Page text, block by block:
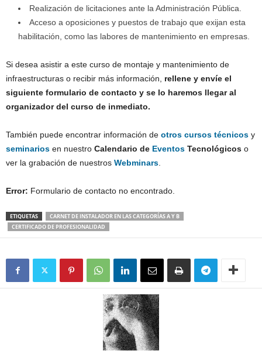
Realización de licitaciones ante la Administración Pública.
Acceso a oposiciones y puestos de trabajo que exijan esta
habilitación, como las labores de mantenimiento en empresas.
Si desea asistir a este curso de montaje y mantenimiento de
infraestructuras o recibir más información, rellene y envíe el
siguiente formulario de contacto y se lo haremos llegar al
organizador del curso de inmediato.
También puede encontrar información de otros cursos técnicos y
seminarios en nuestro Calendario de Eventos Tecnológicos o
ver la grabación de nuestros Webminars
Error: Formulario de contacto no encontrado.
ETIQUETAS
CARNET DE INSTALADOR EN LAS CATEGORÍAS A Y B
CERTIFICADO DE PROFESIONALIDAD